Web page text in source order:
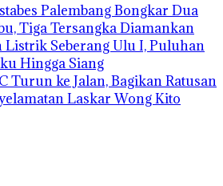
Palembang Bongkar Dua
Tiga Tersangka Diamankan
Seberang Ulu I, Puluhan
Hingga Siang
Turun ke Jalan, Bagikan Ratusan
Laskar Wong Kito